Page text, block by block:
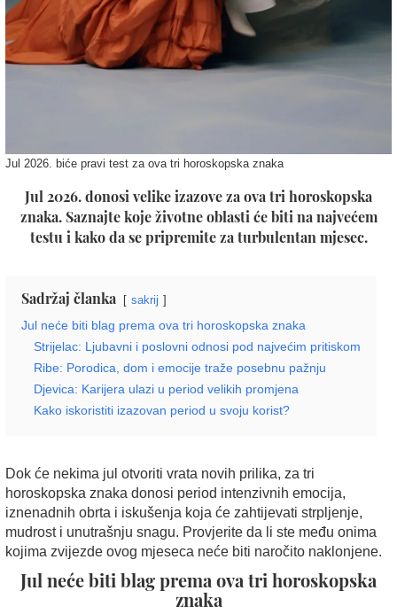
Jul 2026. biće pravi test za ova tri horoskopska znaka
Jul 2026. donosi velike izazove za ova tri horoskopska
znaka. Saznajte koje životne oblasti će biti na najvećem
testu i kako da se pripremite za turbulentan mjesec.
Sadržaj članka sakrij
Jul neće biti blag prema ova tri horoskopska znaka
Strijelac: Ljubavni i poslovni odnosi pod najvećim pritiskom
Ribe: Porodica, dom i emocije traže posebnu pažnju
Djevica: Karijera ulazi u period velikih promjena
Kako iskoristiti izazovan period u svoju korist?
Dok će nekima jul otvoriti vrata novih prilika, za tri
horoskopska znaka donosi period intenzivnih emocija,
iznenadnih obrta i iskušenja koja će zahtijevati strpljenje,
mudrost i unutrašnju snagu. Provjerite da li ste među onima
kojima zvijezde ovog mjeseca neće biti naročito naklonjene.
Jul neće biti blag prema ova tri horoskopska
znaka